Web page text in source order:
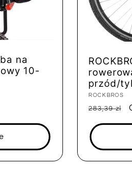
na
10-
przód/
Dostawca:
ROCKBROS
Cena
283,39 zl